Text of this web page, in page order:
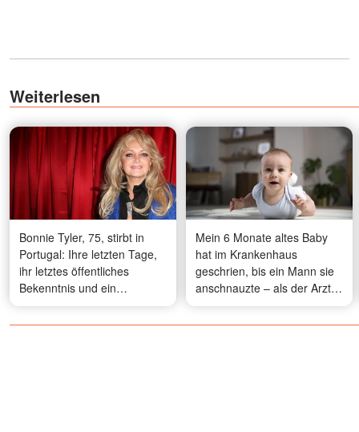
Weiterlesen
Bonnie Tyler, 75, stirbt in
Portugal: Ihre letzten Tage,
ihr letztes öffentliches
Bekenntnis und ein
Geheimnis in ihrer Ehe –
Fotos
Mein 6 Monate altes Baby
hat im Krankenhaus
geschrien, bis ein Mann sie
anschnauzte – als der Arzt
hereinkam, wurde sein
Gesicht blass